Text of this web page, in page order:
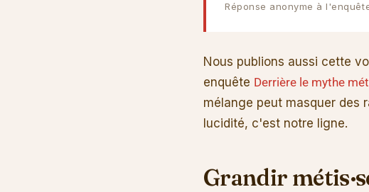
Réponse anonyme à
Nous publions aussi cette
enquête Derrière le mythe
mélange peut masquer des
lucidité, c'est notre ligne.
Grandir